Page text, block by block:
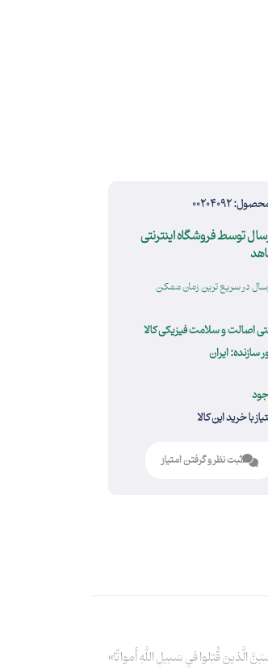
00204092
توسط فروشگاه اینترنتی
در سریع ترین زمان ممکن
اصالت و سلامت فیزیکی کالا
سازنده: ایران
ثبت نظر و گرفتن امتیاز
قُتِلوا في سَبيلِ اللَّهِ أَمواتًا»